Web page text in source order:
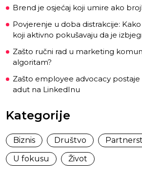
Brend je osjećaj koji umire ako
Povjerenje u doba distrakcije:
koji aktivno pokušavaju da je
Zašto ručni rad u marketing
algoritam?
Zašto employee advocacy postaje
adut na LinkedInu
Kategorije
Biznis Društvo
U fokusu
Život